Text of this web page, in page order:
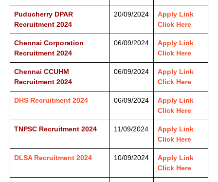
Puducherry DPAR
Recruitment 2024
20/09/2024
Apply Link
Click Here
Chennai Corporation
Recruitment 2024
06/09/2024
Apply Link
Click Here
Chennai CCUHM
Recruitment 2024
06/09/2024
Apply Link
Click Here
DHS Recruitment 2024 06/09/2024
Apply Link
Click Here
TNPSC Recruitment 2024 11/09/2024
Apply Link
Click Here
DLSA Recruitment 2024 10/09/2024
Apply Link
Click Here